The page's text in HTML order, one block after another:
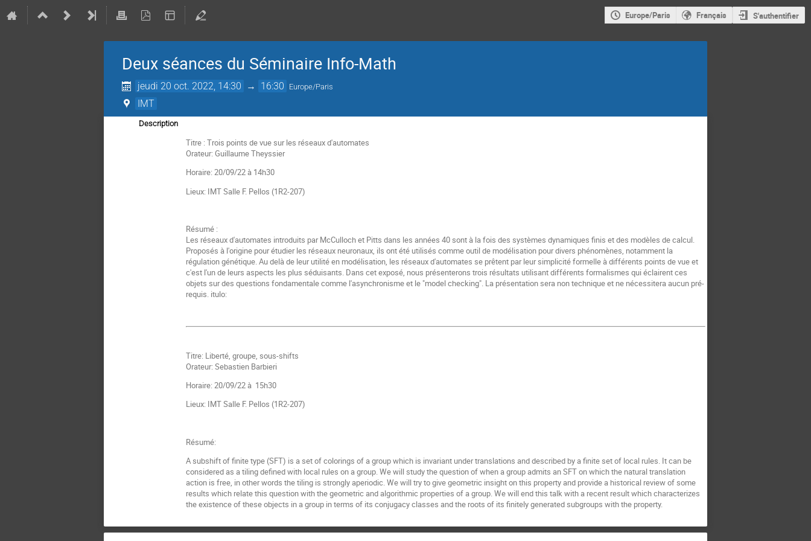
Europe/Paris Français S'authentifier
Deux séances du Séminaire Info-Math
jeudi 20 oct. 2022, 14:30 → 16:30 Europe/Paris
IMT
Description
Titre : Trois points de vue sur les réseaux d'automates
Orateur: Guillaume Theyssier
Horaire: 20/09/22 à 14h30
Lieux: IMT Salle F. Pellos (1R2-207)
Résumé :
Les réseaux d'automates introduits par McCulloch et Pitts dans les années 40 sont à la fois des systèmes dynamiques finis et des modèles de calcul.
Proposés à l'origine pour étudier les réseaux neuronaux, ils ont été utilisés comme outil de modélisation pour divers phénomènes, notamment la
régulation génétique. Au delà de leur utilité en modélisation, les réseaux d'automates se prêtent par leur simplicité formelle à différents points de vue et
c'est l'un de leurs aspects les plus séduisants. Dans cet exposé, nous présenterons trois résultats utilisant différents formalismes qui éclairent ces
objets sur des questions fondamentale comme l'asynchronisme et le "model checking". La présentation sera non technique et ne nécessitera aucun pré-
requis. itulo:
Titre: Liberté, groupe, sous-shifts
Orateur: Sebastien Barbieri
Horaire: 20/09/22 à 15h30
Lieux: IMT Salle F. Pellos (1R2-207)
Résumé:
A subshift of finite type (SFT) is a set of colorings of a group which is invariant under translations and described by a finite set of local rules. It can be
considered as a tiling defined with local rules on a group. We will study the question of when a group admits an SFT on which the natural translation
action is free, in other words the tiling is strongly aperiodic. We will try to give geometric insight on this property and provide a historical review of some
results which relate this question with the geometric and algorithmic properties of a group. We will end this talk with a recent result which characterizes
the existence of these objects in a group in terms of its conjugacy classes and the roots of its finitely generated subgroups with the property.